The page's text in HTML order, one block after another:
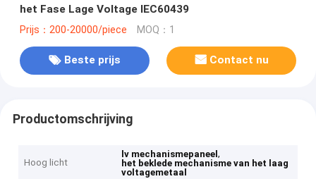
het Fase Lage Voltage IEC60439
Prijs：200-20000/piece MOQ：1
Beste prijs Contact nu
Productomschrijving
Hoog licht
lv mechanismepaneel,
het beklede mechanisme van het laag
voltagemetaal